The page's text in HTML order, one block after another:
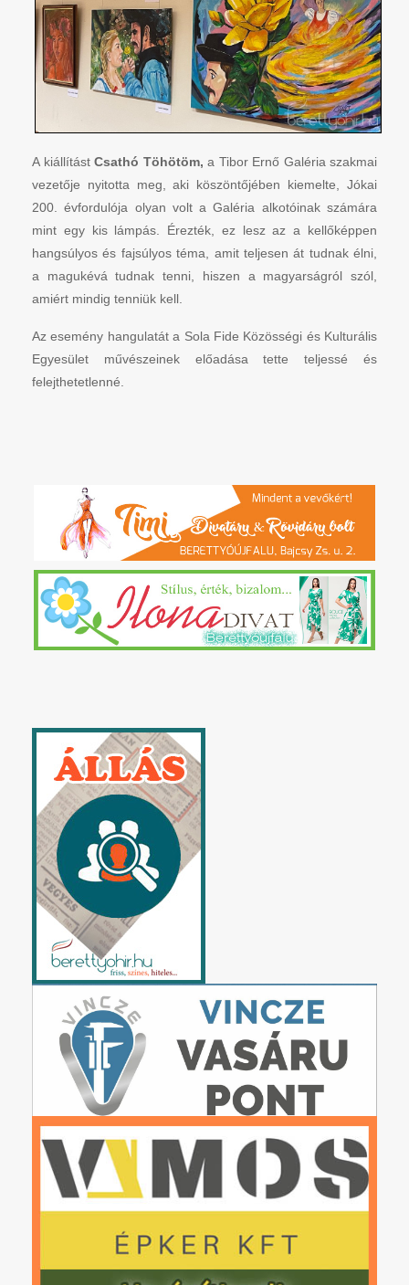
A kiállítást Csathó Töhötöm, a Tibor Ernő Galéria szakmai
vezetője nyitotta meg, aki köszöntőjében kiemelte, Jókai
200. évfordulója olyan volt a Galéria alkotóinak számára
mint egy kis lámpás. Érezték, ez lesz az a kellőképpen
hangsúlyos és fajsúlyos téma, amit teljesen át tudnak élni,
a magukévá tudnak tenni, hiszen a magyarságról szól,
amiért mindig tenniük kell.
Az esemény hangulatát a Sola Fide Közösségi és Kulturális
Egyesület művészeinek előadása tette teljessé és
felejthetetlenné.